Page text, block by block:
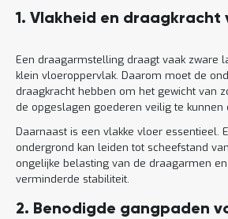
1. Vlakheid en draagkracht
Een draagarmstelling draagt vaak zware
klein vloeroppervlak. Daarom moet de
draagkracht hebben om het gewicht van
de opgeslagen goederen veilig te kunnen
Daarnaast is een vlakke vloer essentieel.
ondergrond kan leiden tot scheefstand
ongelijke belasting van de draagarmen
verminderde stabiliteit.
2. Benodigde gangpaden